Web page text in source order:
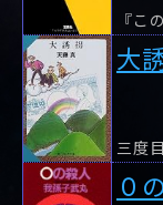
大
三度
０